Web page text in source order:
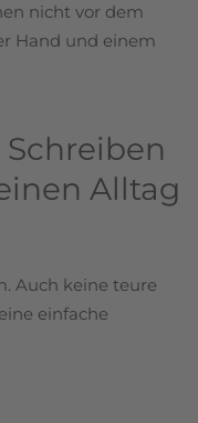
nicht vor dem
Hand und einem
Schreiben
Alltag
Auch keine teure
einfache